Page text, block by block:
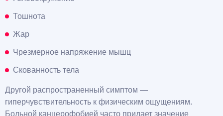
Тошнота
Жар
Чрезмерное напряжение мышц
Скованность тела
Другой распространенный симптом —
гиперчувствительность к физическим ощущениям.
Больной канцерофобией часто придает значение